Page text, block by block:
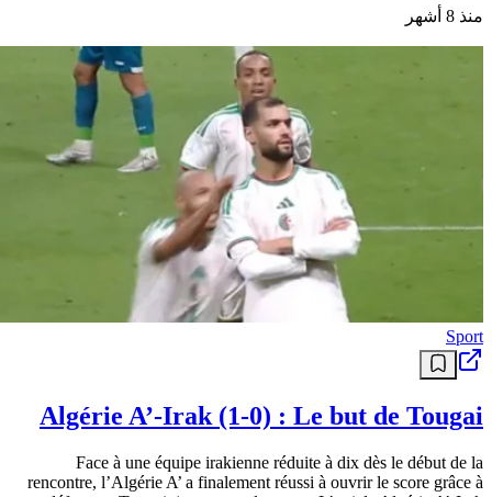
منذ 8 أشهر
Sport
Algérie A’-Irak (1-0) : Le but de Tougai
Face à une équipe irakienne réduite à dix dès le début de la
rencontre, l’Algérie A’ a finalement réussi à ouvrir le score grâce à